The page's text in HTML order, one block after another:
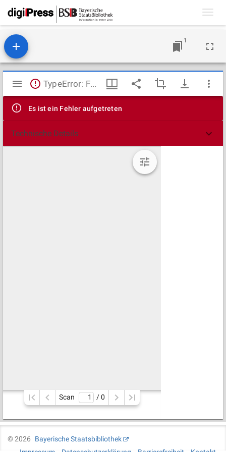
1
Mirador
Viewer
TypeError: Failed to fetch
Es ist ein Fehler aufgetreten
Technische Details
Scan / 0
©2026
Bayerische Staatsbibliothek